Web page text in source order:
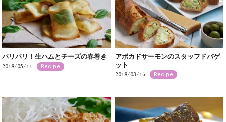
パリパリ！生ハムとチーズの春巻き
2018/05/11 Recipe
アボカドサーモンのスタッフドバゲ
ット
2018/03/16 Recipe